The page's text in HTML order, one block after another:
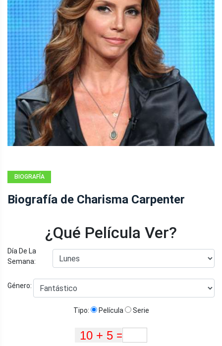
BIOGRAFÍA
Biografía de Charisma Carpenter
¿Qué Película Ver?
Día De La
Semana:
Género:
Tipo: Película Serie